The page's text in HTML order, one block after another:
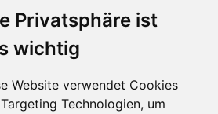
Privatsphäre ist
wichtig
Website verwendet Cookies
Technologien, um
und kostenlos
für Bestellungen über 80 EUR
und Rückgabe
jederzeit innerhalb von 90 Tagen
umtauschen.